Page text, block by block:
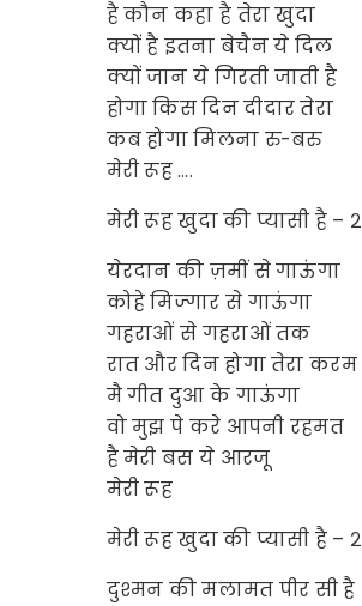
है कौन कहा है तेरा खुदा
क्यों है इतना बेचैन ये दिल
क्यों जान ये गिरती जाती है
होगा किस दिन दीदार तेरा
कब होगा मिलना रु-बरु
मेरी रूह ….
मेरी रूह खुदा की प्यासी है – २
येरदान की ज़मीं से गाऊंगा
कोहे मिज्गार से गाऊंगा
गहराओं से गहराओं तक
रात और दिन होगा तेरा करम
मै गीत दुआ के गाऊंगा
वो मुझ पे करे आपनी रहमत
है मेरी बस ये आरजू
मेरी रूह
मेरी रूह खुदा की प्यासी है – २
दुश्मन की मलामत पीर सी है